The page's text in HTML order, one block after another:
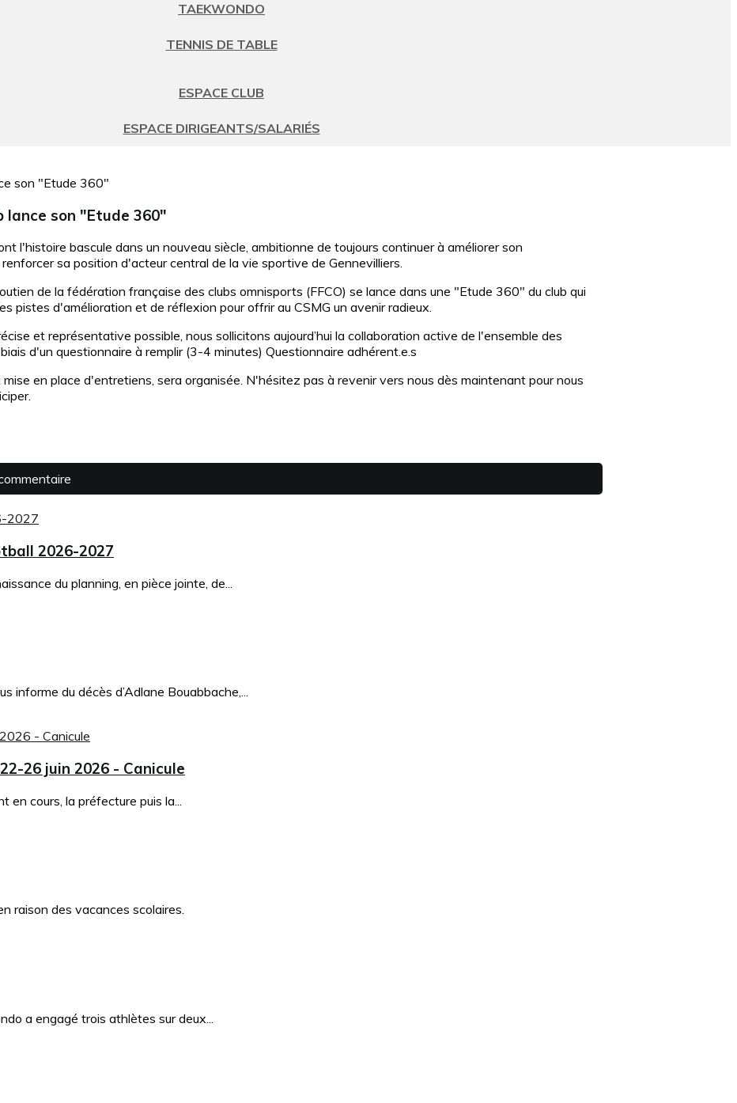
TAEKWONDO
TENNIS DE TABLE
ESPACE CLUB
ESPACE DIRIGEANTS/SALARIÉS
lance son "Etude 360"
l'histoire bascule dans un nouveau siècle, ambitionne de toujours continuer à améliorer son
sa position d'acteur central de la vie sportive de Gennevilliers.
de la fédération française des clubs omnisports (FFCO) se lance dans une "Etude 360" du club qui
pistes d'amélioration et de réflexion pour offrir au CSMG un avenir radieux.
et représentative possible, nous sollicitons aujourd’hui la collaboration active de l'ensemble des
d'un questionnaire à remplir (3-4 minutes) Questionnaire adhérent.e.s
en place d'entretiens, sera organisée. N'hésitez pas à revenir vers nous dès maintenant pour nous
2026-2027
du planning, en pièce jointe, de...
informe du décès d’Adlane Bouabbache,...
26 juin 2026 - Canicule
cours, la préfecture puis la...
raison des vacances scolaires.
a engagé trois athlètes sur deux...